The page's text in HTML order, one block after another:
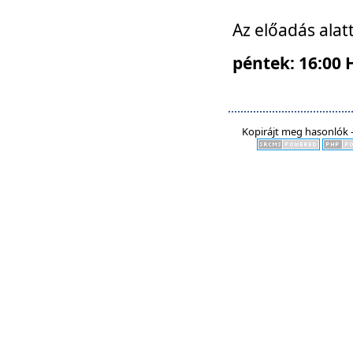
Az előadás
péntek: 16:00
Kopirájt meg hasonlók